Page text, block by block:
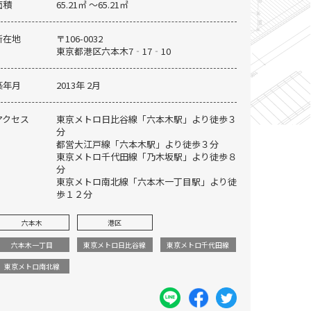
外観
積 65.21㎡ 〜65.21㎡
在地
〒106-0032
東京都港区六本木7‐17‐10
年月 2013年 2月
クセス
東京メトロ日比谷線「六本木駅」より徒歩３
分
都営大江戸線「六本木駅」より徒歩３分
東京メトロ千代田線「乃木坂駅」より徒歩８
分
東京メトロ南北線「六本木一丁目駅」より徒
歩１２分
六本木 港区
六本木一丁目 東京メトロ日比谷線 東京メトロ千代田線
東京メトロ南北線